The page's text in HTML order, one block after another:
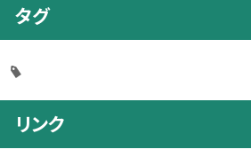
タグ
リンク